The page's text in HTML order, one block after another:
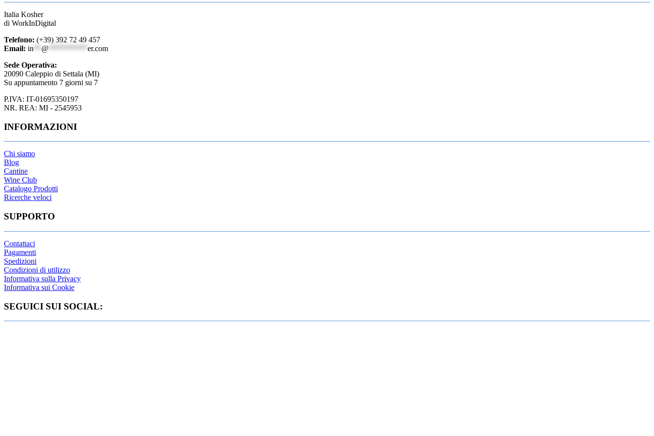
Italia Kosher
di WorkInDigital
Telefono: (+39) 392 72 49 457
Email: in @
er.com
Sede Operativa:
20090 Caleppio di Settala (MI)
Su appuntamento 7 giorni su 7
P.IVA: IT-01695350197
NR. REA: MI - 2545953
INFORMAZIONI
Chi siamo
Blog
Cantine
Wine Club
Catalogo Prodotti
Ricerche veloci
SUPPORTO
Contattaci
Pagamenti
Spedizioni
Condizioni di utilizzo
Informativa sulla Privacy
Informativa sui Cookie
SEGUICI SUI SOCIAL: